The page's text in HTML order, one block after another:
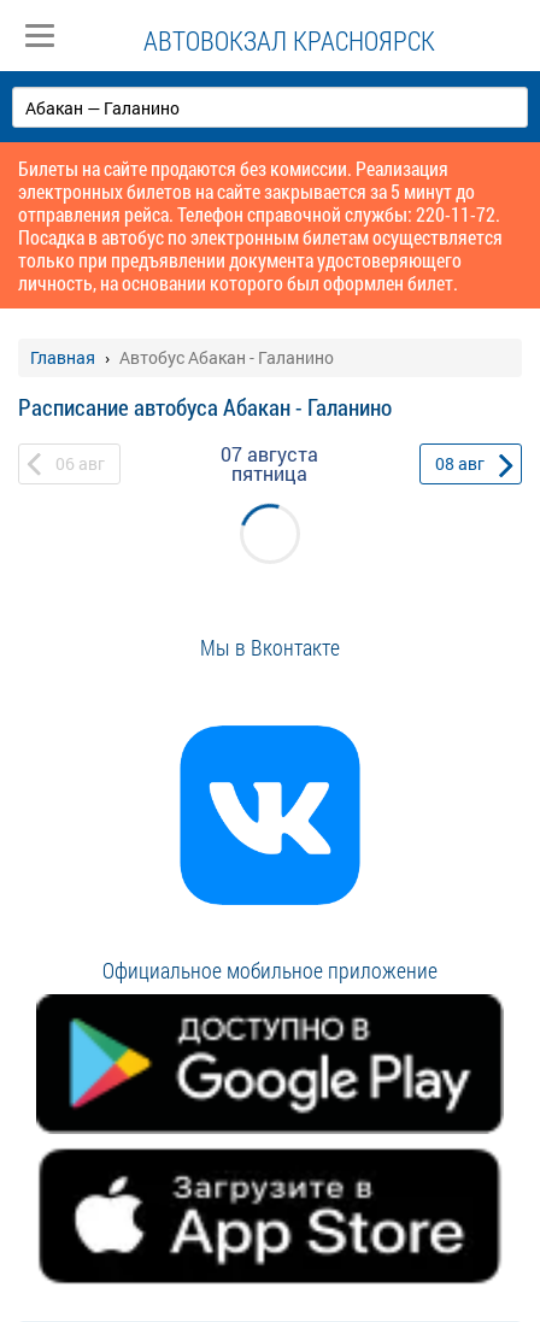
АВТОВОКЗАЛ КРАСНОЯРСК
Билеты на сайте продаются без комиссии. Реализация
электронных билетов на сайте закрывается за 5 минут до
отправления рейса. Телефон справочной службы: 220-11-72.
Посадка в автобус по электронным билетам осуществляется
только при предъявлении документа удостоверяющего
личность, на основании которого был оформлен билет.
Главная Автобус Абакан - Галанино
Расписание автобуса Абакан - Галанино
06 авг 07 августа
пятница 08 авг
Мы в Вконтакте
Официальное мобильное приложение